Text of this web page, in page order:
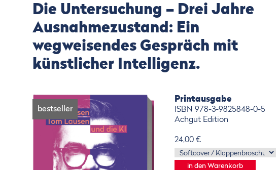
Die Untersuchung – Drei Jahre
Ausnahmezustand: Ein
wegweisendes Gespräch mit
künstlicher Intelligenz.
bestseller
Printausgabe
ISBN 978-3-9825848-0-5
Achgut Edition
24,00 €